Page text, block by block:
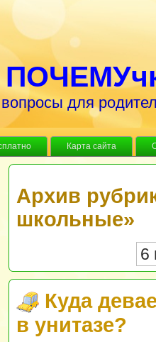
для
Карта сайта
Архив
школьные»
6
Куда
в унитазе?